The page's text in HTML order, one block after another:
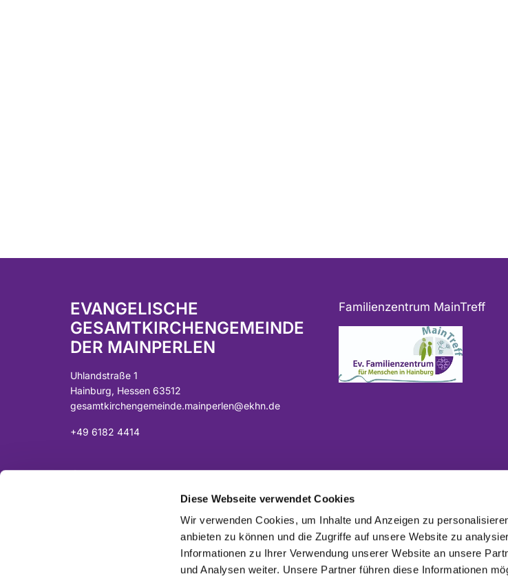
Diese Webseite verwendet Cookies
Wir verwenden Cookies, um Inhalte und Anzeigen zu
anbieten zu können und die Zugriffe auf unsere Website zu
Informationen zu Ihrer Verwendung unserer Website an unsere
und Analysen weiter. Unsere Partner führen diese Informationen
EVANGELISCHE
GESAMTKIRCHENGEMEINDE
DER MAINPERLEN
Uhlandstraße 1
Hainburg, Hessen 63512
gesamtkirchengemeinde.mainperlen@ekhn.de
+49 6182 4414
Spendenkonto:
DE07 5065 2124 0001 0040 43
Sparkasse Langen-Seligenstadt
Familienzentrum MainTreff
ggf. das Projekt und/oder die